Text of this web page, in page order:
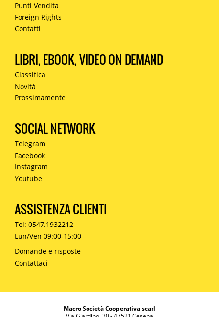
Punti Vendita
Foreign Rights
Contatti
LIBRI, EBOOK, VIDEO ON DEMAND
Classifica
Novità
Prossimamente
SOCIAL NETWORK
Telegram
Facebook
Instagram
Youtube
ASSISTENZA CLIENTI
Tel: 0547.1932212
Lun/Ven 09:00-15:00
Domande e risposte
Contattaci
Macro Società Cooperativa scarl